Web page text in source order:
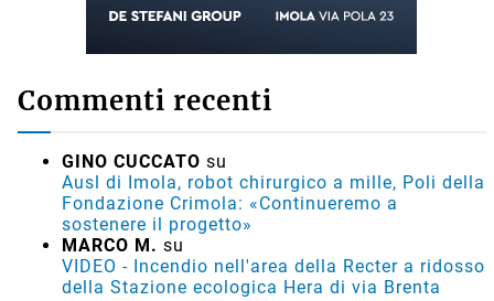
Commenti recenti
GINO CUCCATO su
Ausl di Imola, robot chirurgico a mille, Poli della
Fondazione Crimola: «Continueremo a
sostenere il progetto»
MARCO M. su
VIDEO - Incendio nell'area della Recter a ridosso
della Stazione ecologica Hera di via Brenta